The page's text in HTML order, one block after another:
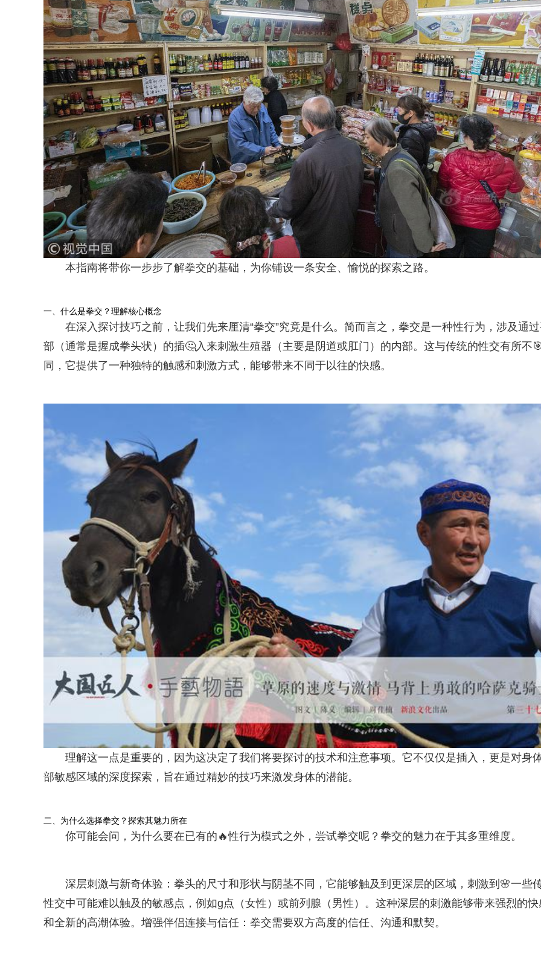
本指南将带你一步步了解拳交的基础，为你铺设一条安全、愉悦的探索之路。
一、什么是拳交？理解核心概念
在深入探讨技巧之前，让我们先来厘清“拳交”究竟是什么。简而言之，拳交是一种性行为，涉及通
部（通常是握成拳头状）的插🤔入来刺激生殖器（主要是阴道或肛门）的内部。这与传统的性交有所不
同，它提供了一种独特的触感和刺激方式，能够带来不同于以往的快感。
理解这一点是重要的，因为这决定了我们将要探讨的技术和注意事项。它不仅仅是插入，更是对身
部敏感区域的深度探索，旨在通过精妙的技巧来激发身体的潜能。
二、为什么选择拳交？探索其魅力所在
你可能会问，为什么要在已有的🔥性行为模式之外，尝试拳交呢？拳交的魅力在于其多重维度。
深层刺激与新奇体验：拳头的尺寸和形状与阴茎不同，它能够触及到更深层的区域，刺激到🌸一些
性交中可能难以触及的敏感点，例如g点（女性）或前列腺（男性）。这种深层的刺激能够带来强烈的快
和全新的高潮体验。增强伴侣连接与信任：拳交需要双方高度的信任、沟通和默契。